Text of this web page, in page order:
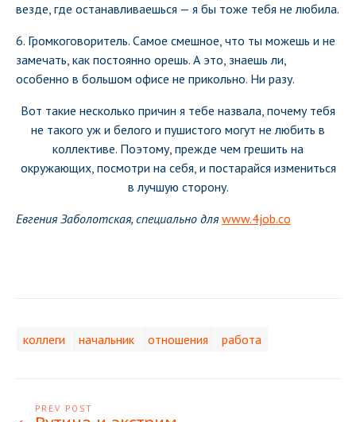
везде, где останавливаешься — я бы тоже тебя не любила.
6. Громкоговоритель. Самое смешное, что ты можешь и не
замечать, как постоянно орешь. А это, знаешь ли,
особенно в большом офисе не прикольно. Ни разу.
Вот такие несколько причин я тебе назвала, почему тебя
не такого уж и белого и пушистого могут не любить в
коллективе. Поэтому, прежде чем грешить на
окружающих, посмотри на себя, и постарайся измениться
в лучшую сторону.
Евгения Заболотская, специально дляwww.4job.co
коллеги начальник отношения работа
PREV POST